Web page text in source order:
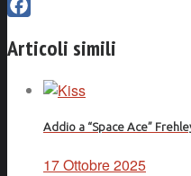
Articoli simili
Addio a “Space Ace”
17 Ottobre 2025